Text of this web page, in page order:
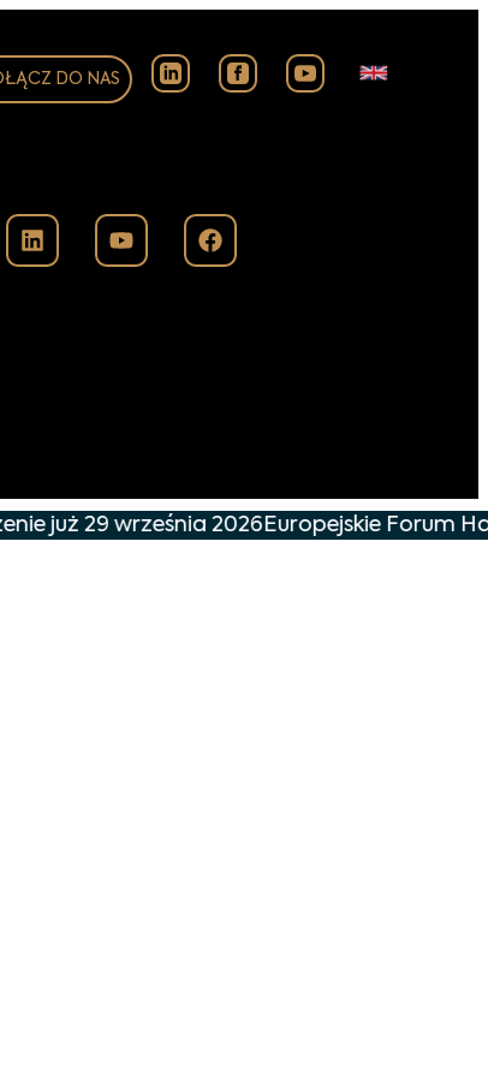
DO NAS
już 29 września 2026Europejskie Forum